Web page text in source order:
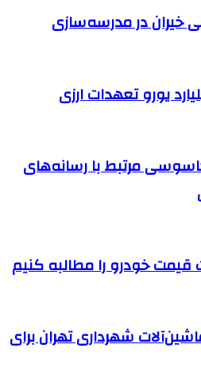
مرتبط با رسانه‌های
خودرو را مطالبه کنیم
ماشین‌آلات شهرداری تهران برای